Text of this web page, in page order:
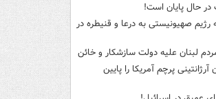
در حال پایان است!
رژیم صهیونیستی به درعا و قنیطره در
لبنان علیه دولت سازشکار و خائن
پرچم آمریکا را پایین